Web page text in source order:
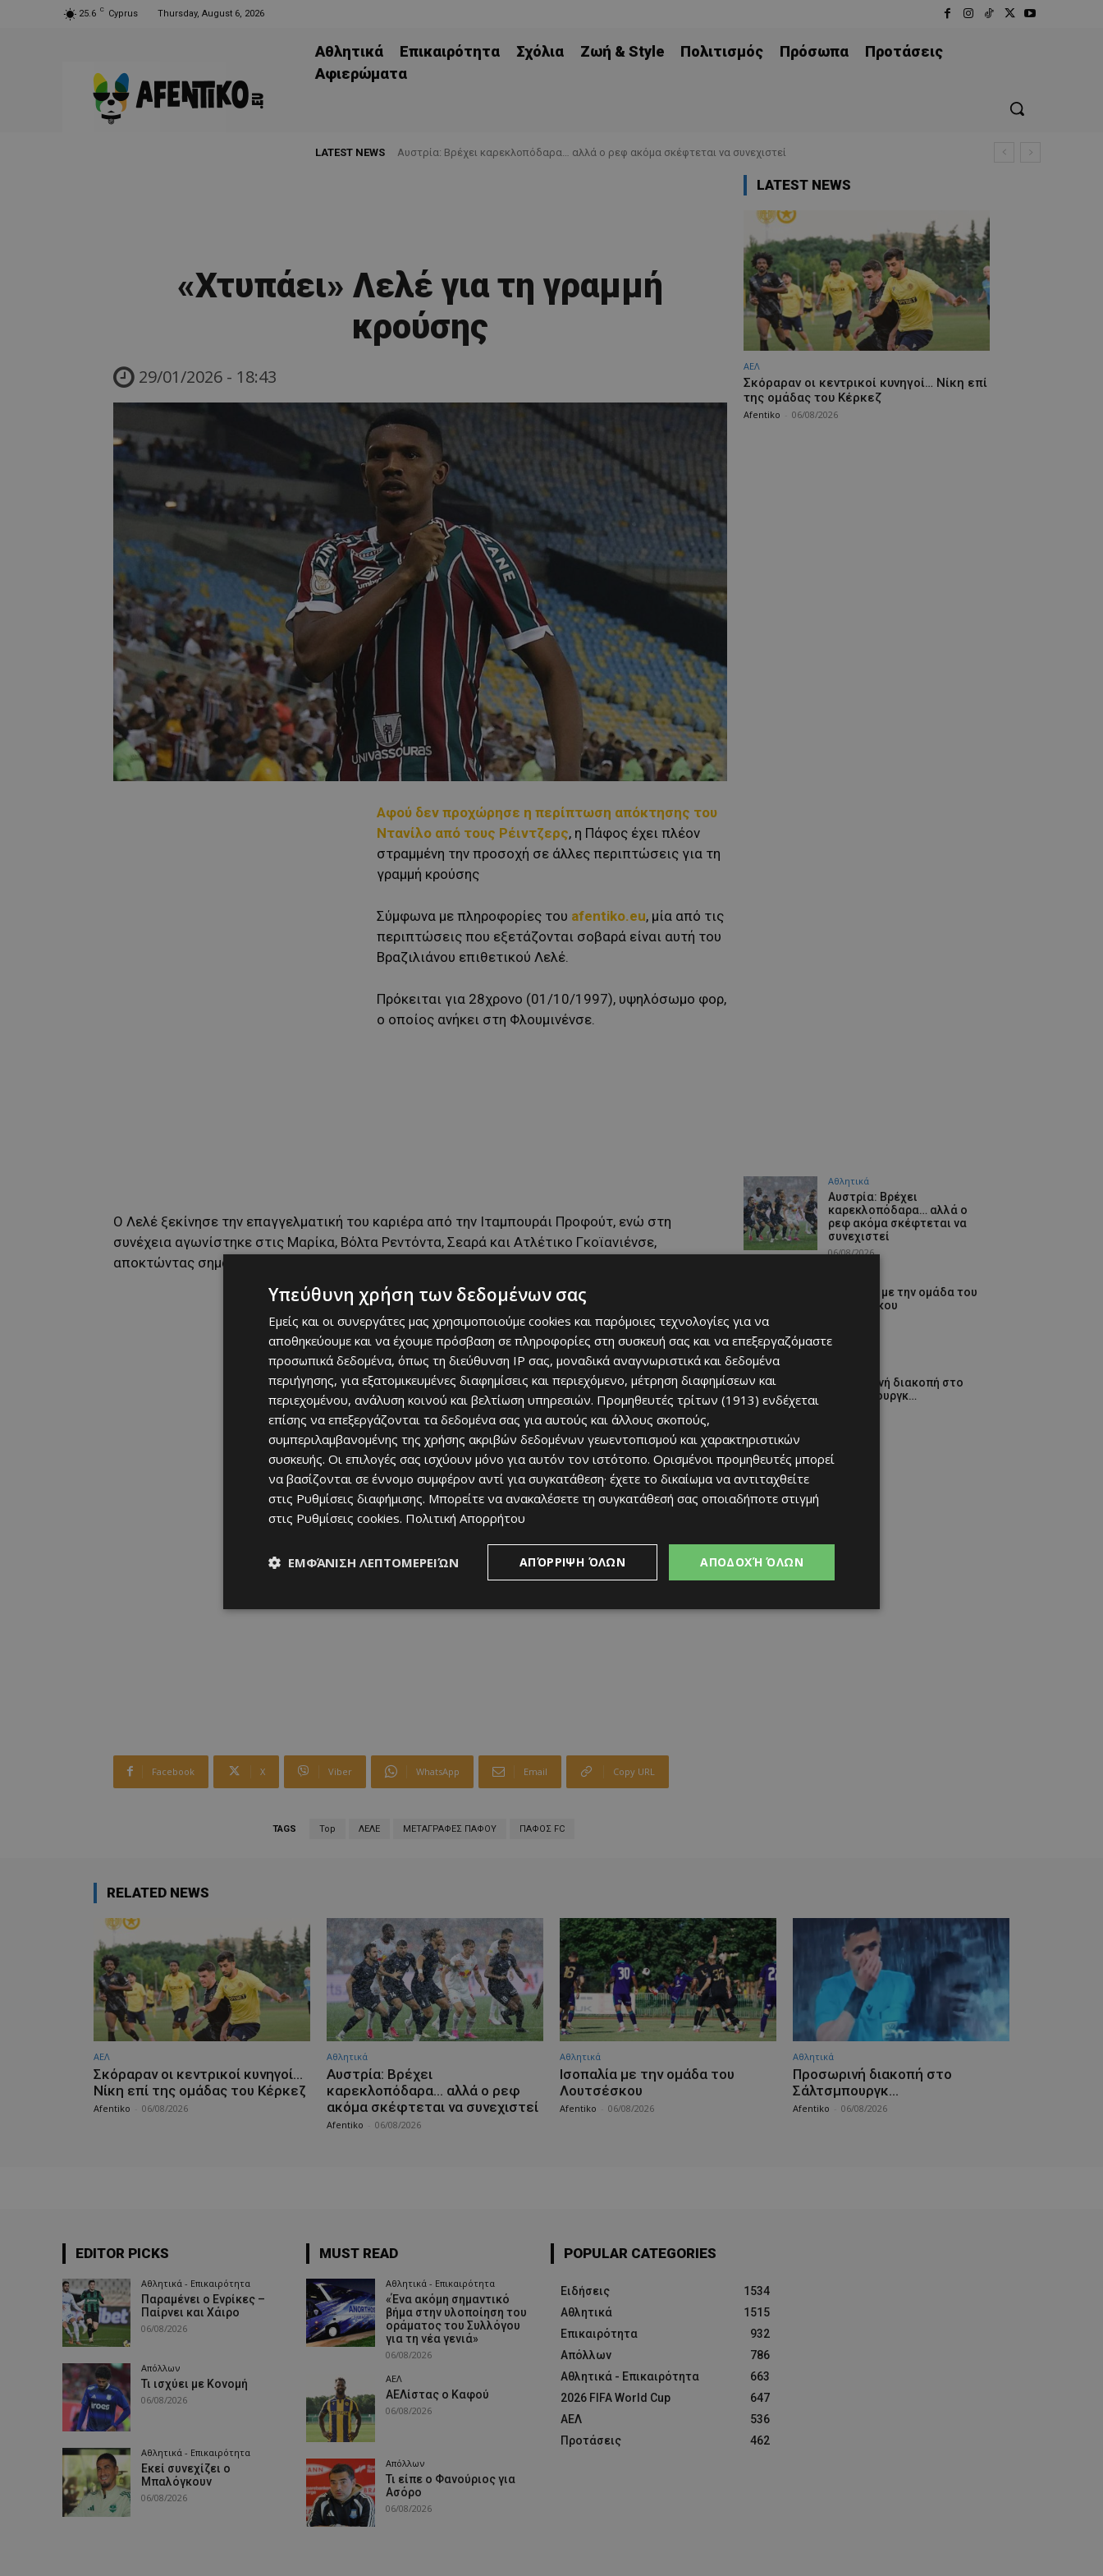
25.6 C Cyprus Thursday, August 6, 2026
Αθλητικά Επικαιρότητα Σχόλια Ζωή & Style Πολιτισμός Πρόσωπα
Προτάσεις
Aφιερώματα
LATEST NEWS Αυστρία: Βρέχει καρεκλοπόδαρα… αλλά ο ρεφ ακόμα σκέφτεται να συνεχιστεί
«Χτυπάει» Λελέ για τη γραμμή
κρούσης
29/01/2026 - 18:43
Αφού δεν προχώρησε η περίπτωση απόκτησης του
Ντανίλο από τους Ρέιντζερς, η Πάφος έχει πλέον
στραμμένη την προσοχή σε άλλες περιπτώσεις για τη
γραμμή κρούσης
Σύμφωνα με πληροφορίες του afentiko.eu, μία από τις
περιπτώσεις που εξετάζονται σοβαρά είναι αυτή του
Βραζιλιάνου επιθετικού Λελέ.
Πρόκειται για 28χρονο (01/10/1997), υψηλόσωμο φορ,
ο οποίος ανήκει στη Φλουμινένσε.
Ο Λελέ ξεκίνησε την επαγγελματική του καριέρα από την Ιταμπουράι Προφούτ, ενώ στη
συνέχεια αγωνίστηκε στις Μαρίκα, Βόλτα Ρεντόντα, Σεαρά και Ατλέτικο Γκοϊανιένσε,
αποκτώντας σημαντικές εμπειρίες στο βραζιλιάνικο ποδόσφαιρο.
Facebook X Viber WhatsApp Email Copy URL
TAGS Top ΛΕΛΕ ΜΕΤΑΓΡΑΦΕΣ ΠΑΦΟΥ ΠΑΦΟΣ FC
LATEST NEWS
ΑΕΛ
Σκόραραν οι κεντρικοί κυνηγοί… Νίκη επί
της ομάδας του Κέρκεζ
Afentiko 06/08/2026
Αθλητικά
Αυστρία: Βρέχει
καρεκλοπόδαρα… αλλά ο
ρεφ ακόμα σκέφτεται να
συνεχιστεί
06/08/2026
Iσοπαλία με την ομάδα του
Λουτσέσκου
Προσωρινή διακοπή στο
Σάλτσμπουργκ…
RELATED NEWS
ΑΕΛ
Σκόραραν οι κεντρικοί κυνηγοί…
Νίκη επί της ομάδας του Κέρκεζ
Afentiko 06/08/2026
Αθλητικά
Αυστρία: Βρέχει
καρεκλοπόδαρα… αλλά ο ρεφ
ακόμα σκέφτεται να συνεχιστεί
Afentiko 06/08/2026
Αθλητικά
Iσοπαλία με την ομάδα του
Λουτσέσκου
Afentiko 06/08/2026
Αθλητικά
Προσωρινή διακοπή στο
Σάλτσμπουργκ…
Afentiko 06/08/2026
EDITOR PICKS
Αθλητικά - Επικαιρότητα
Παραμένει ο Ενρίκες –
Παίρνει και Χάιρο
06/08/2026
Απόλλων
Τι ισχύει με Κονομή
06/08/2026
Αθλητικά - Επικαιρότητα
Εκεί συνεχίζει ο
Μπαλόγκουν
06/08/2026
MUST READ
Αθλητικά - Επικαιρότητα
«Ένα ακόμη σημαντικό
βήμα στην υλοποίηση του
οράματος του Συλλόγου
για τη νέα γενιά»
06/08/2026
ΑΕΛ
ΑΕΛίστας ο Καφού
06/08/2026
Απόλλων
Τι είπε ο Φανούριος για
Ασόρο
06/08/2026
POPULAR CATEGORIES
Ειδήσεις
1534
Αθλητικά
1515
Επικαιρότητα
932
Απόλλων
786
Αθλητικά - Επικαιρότητα
663
2026 FIFA World Cup
647
ΑΕΛ
536
Προτάσεις
462
Υπεύθυνη χρήση των δεδομένων σας
Εμείς και οι συνεργάτες μας χρησιμοποιούμε cookies και παρόμοιες τεχνολογίες για να
αποθηκεύουμε και να έχουμε πρόσβαση σε πληροφορίες στη συσκευή σας και να επεξεργαζόμαστε
προσωπικά δεδομένα, όπως τη διεύθυνση IP σας, μοναδικά αναγνωριστικά και δεδομένα
περιήγησης, για εξατομικευμένες διαφημίσεις και περιεχόμενο, μέτρηση διαφημίσεων και
περιεχομένου, ανάλυση κοινού και βελτίωση υπηρεσιών. Προμηθευτές τρίτων (1913) ενδέχεται
επίσης να επεξεργάζονται τα δεδομένα σας για αυτούς και άλλους σκοπούς,
συμπεριλαμβανομένης της χρήσης ακριβών δεδομένων γεωεντοπισμού και χαρακτηριστικών
συσκευής. Οι επιλογές σας ισχύουν μόνο για αυτόν τον ιστότοπο. Ορισμένοι προμηθευτές μπορεί
να βασίζονται σε έννομο συμφέρον αντί για συγκατάθεση· έχετε το δικαίωμα να αντιταχθείτε
στις Ρυθμίσεις διαφήμισης. Μπορείτε να ανακαλέσετε τη συγκατάθεσή σας οποιαδήποτε στιγμή
στις Ρυθμίσεις cookies. Πολιτική Απορρήτου
ΑΠΟΔΟΧΉ ΌΛΩΝ
ΑΠΌΡΡΙΨΗ ΌΛΩΝ
ΕΜΦΆΝΙΣΗ ΛΕΠΤΟΜΕΡΕΙΏΝ